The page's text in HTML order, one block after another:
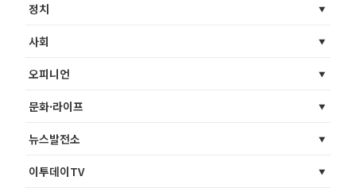
정치
사회
오피니언
문화·라이프
뉴스발전소
이투데이TV